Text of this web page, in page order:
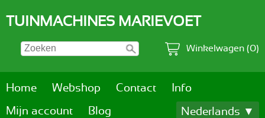
TUINMACHINES MARIEVOET
Winkelwagen (0)
Home Webshop Contact Info
Mijn account Blog Nederlands ▼